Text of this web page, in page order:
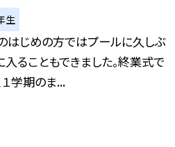
生
はじめの方ではプールに久しぶ
入ることもできました。終業式で
１学期のま...